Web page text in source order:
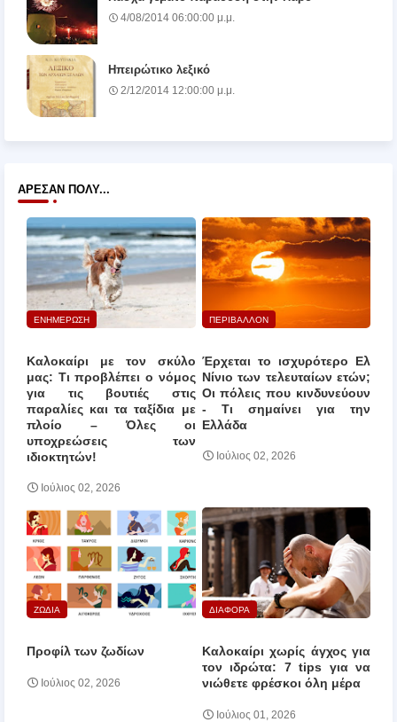
4/08/2014 06:00:00 μ.μ.
Ηπειρώτικο λεξικό
2/12/2014 12:00:00 μ.μ.
ΆΡΕΣΑΝ ΠΟΛΎ...
ΕΝΗΜΕΡΩΣΗ
Καλοκαίρι με τον σκύλο
μας: Τι προβλέπει ο νόμος
για τις βουτιές στις
παραλίες και τα ταξίδια με
πλοίο – Όλες οι
υποχρεώσεις των
ιδιοκτητών!
Ιούλιος 02, 2026
ΠΕΡΙΒΑΛΛΟΝ
Έρχεται το ισχυρότερο Ελ
Νίνιο των τελευταίων ετών;
Οι πόλεις που κινδυνεύουν
‑ Τι σημαίνει για την
Ελλάδα
Ιούλιος 02, 2026
ΖΩΔΙΑ
Προφίλ των ζωδίων
Ιούλιος 02, 2026
ΔΙΑΦΟΡΑ
Καλοκαίρι χωρίς άγχος για
τον ιδρώτα: 7 tips για να
νιώθετε φρέσκοι όλη μέρα
Ιούλιος 01, 2026